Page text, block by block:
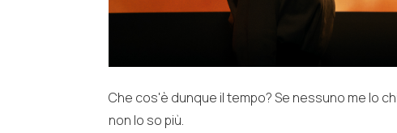
Che cos'è dunque il tempo? Se nessuno me lo
non lo so più.